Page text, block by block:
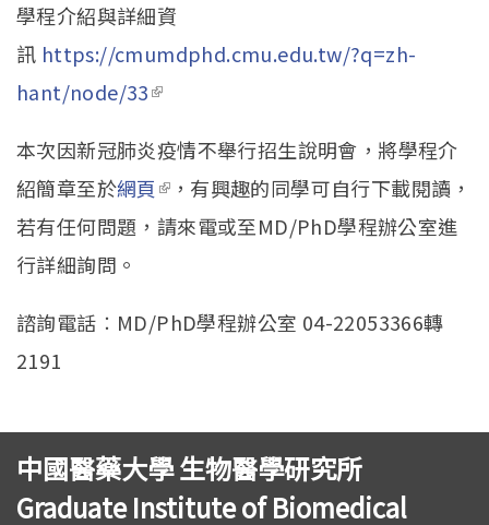
學程介紹與詳細資
訊 https://cmumdphd.cmu.edu.tw/?q=zh-
hant/node/33(link is external)
本次因新冠肺炎疫情不舉行招生說明會，將學程介
紹簡章至於網頁(link is external)
，有興趣的同學可自行下載閱讀，
若有任何問題，請來電或至MD/PhD學程辦公室進
行詳細詢問。
諮詢電話︰MD/PhD學程辦公室 04-22053366轉
2191
中國醫藥大學 生物醫學研究所
Graduate Institute of Biomedical